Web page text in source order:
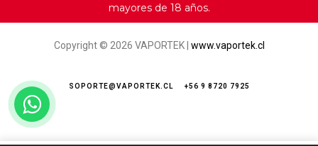
mayores de 18 años.
Copyright © 2026 VAPORTEK | www.vaportek.cl
SOPORTE@VAPORTEK.CL +56 9 8720 7925